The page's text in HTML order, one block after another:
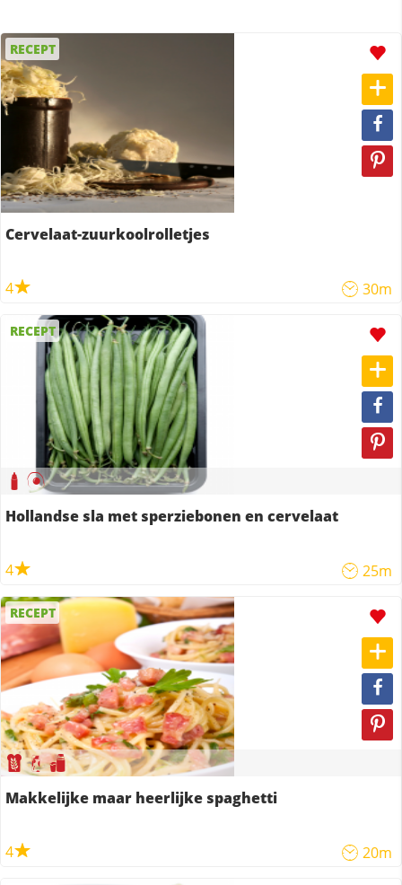
RECEPT
Cervelaat-zuurkoolrolletjes
4 30m
RECEPT
Hollandse sla met sperziebonen en cervelaat
4 25m
RECEPT
Makkelijke maar heerlijke spaghetti
4 20m